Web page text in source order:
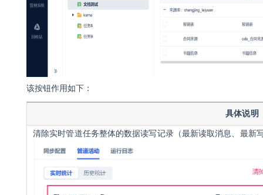
该按钮作用如下：
具体说明
清除实时管道任务整体的数据读写记录（最新读取消息、最新